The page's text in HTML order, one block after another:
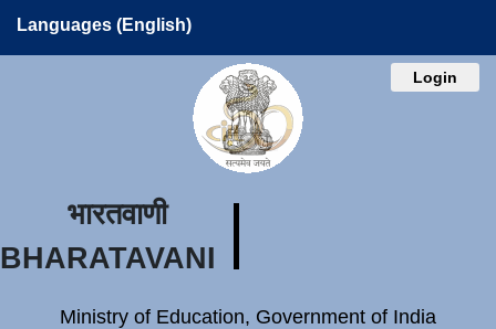
Languages (English)
Login
भारतवाणी
BHARATAVANI
Ministry of Education, Government of India